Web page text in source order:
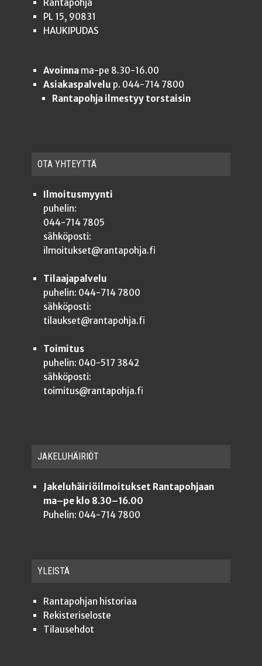
Rantapohja
PL 15, 90831
HAUKIPUDAS
Avoinnama-pe 8.30-16.00
Asiakaspalvelu p. 044-714 7800
Rantapohja ilmestyy torstaisin
OTA YHTEYT­TÄ
Ilmoitusmyynti
puhelin:
044-714 7805
sähköposti:
ilmoitukset@rantapohja.fi
Tilaajapalvelu
puhelin: 044-714 7800
sähköposti:
tilaukset@rantapohja.fi
Toimitus
puhelin: 040-517 3842
sähköposti:
toimitus@rantapohja.fi
JAKE­LU­HÄI­RIÖT
Jakeluhäiriöilmoitukset Rantapohjaan
ma–pe klo 8.30–16.00
Puhelin: 044-714 7800
YLEISTÄ
Ran­ta­poh­jan historiaa
Rekis­te­ri­se­los­te
Tilauseh­dot